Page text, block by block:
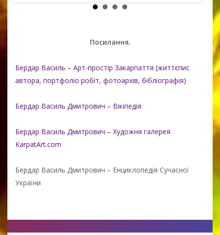
Посилання.
Бердар Василь – Арт-простір Закарпаття (життєпис
автора, портфоліо робіт, фотоархів, бібліографія)
Бердар Василь Дмитрович – Вікіпедія
Бердар Василь Дмитрович – Художня галерея
KarpatArt.com
Бердар Василь Дмитрович – Енциклопедія Сучасної
України